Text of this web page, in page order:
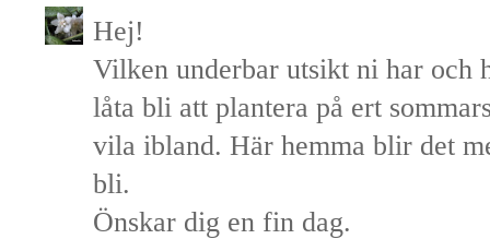
Hej!
Vilken underbar utsikt ni har och
låta bli att plantera på ert
vila ibland. Här hemma blir det
bli.
Önskar dig en fin dag.